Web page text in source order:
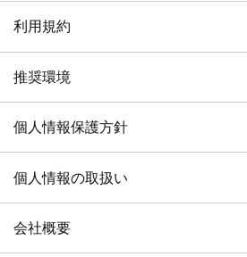
利用規約
推奨環境
個人情報保護方針
個人情報の取扱い
会社概要